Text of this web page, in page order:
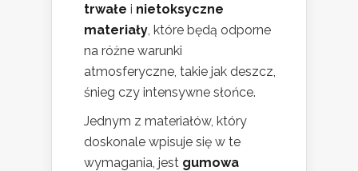
trwałe i nietoksyczne
materiały, które będą odporne
na różne warunki
atmosferyczne, takie jak deszcz,
śnieg czy intensywne słońce.
Jednym z materiałów, który
doskonale wpisuje się w te
wymagania, jest gumowa